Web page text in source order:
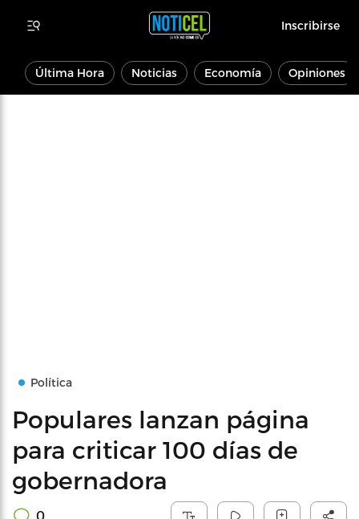
Inscribirse
Última Hora Noticias Economía Opiniones
Política
Populares lanzan página
para criticar 100 días de
gobernadora
0